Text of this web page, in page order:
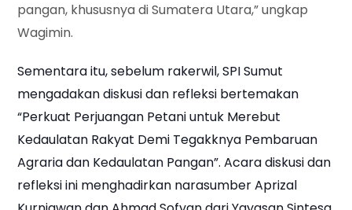
pangan, khususnya di Sumatera Utara,” ungkap
Wagimin.
Sementara itu, sebelum rakerwil, SPI Sumut
mengadakan diskusi dan refleksi bertemakan
“Perkuat Perjuangan Petani untuk Merebut
Kedaulatan Rakyat Demi Tegakknya Pembaruan
Agraria dan Kedaulatan Pangan”. Acara diskusi dan
refleksi ini menghadirkan narasumber Aprizal